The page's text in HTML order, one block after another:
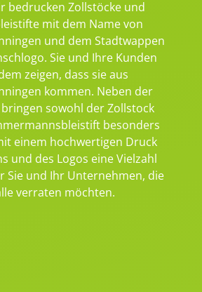
bedrucken Zollstöcke und
mit dem Name von
und dem Stadtwappen
Sie und Ihre Kunden
zeigen, dass sie aus
kommen. Neben der
sowohl der Zollstock
besonders
einem hochwertigen Druck
und des Logos eine Vielzahl
Sie und Ihr Unternehmen, die
verraten möchten.